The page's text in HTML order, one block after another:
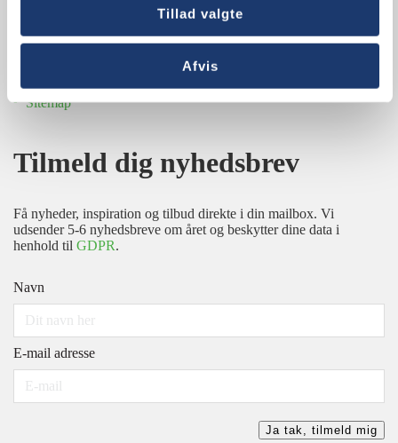
Tillad valgte
Afvis
Sitemap
Tilmeld dig nyhedsbrev
Få nyheder, inspiration og tilbud direkte i din mailbox. Vi
udsender 5-6 nyhedsbreve om året og beskytter dine data i
henhold til GDPR.
Navn
E-mail adresse
Ja tak, tilmeld mig